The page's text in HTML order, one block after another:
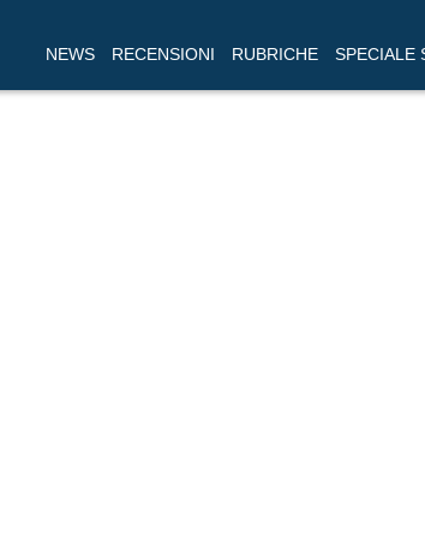
NEWS RECENSIONI RUBRICHE SPECIALE